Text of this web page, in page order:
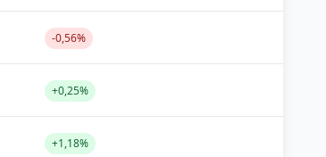
-0,56%
+0,25%
+1,18%